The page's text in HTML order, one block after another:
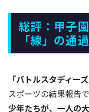
総評：甲子
「線」の通
「バトルスタディー
スポーツの結果報告
少年たちが、一人の